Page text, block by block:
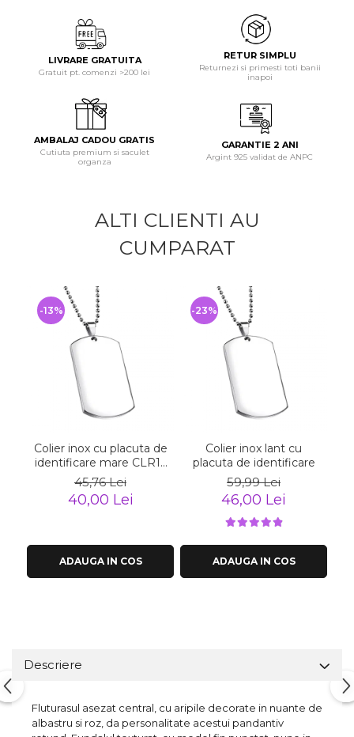
LIVRARE GRATUITA
Gratuit pt. comenzi >200 lei
RETUR SIMPLU
Returnezi si primesti toti banii
inapoi
AMBALAJ CADOU GRATIS
Cutiuta premium si saculet
organza
GARANTIE 2 ANI
Argint 925 validat de ANPC
ALTI CLIENTI AU
CUMPARAT
Colier inox cu placuta de
identificare mare CLR13
cu lant militar
45,76 Lei
40,00 Lei
-13%
ADAUGA IN COS
Colier inox lant cu
placuta de identificare
59,99 Lei
46,00 Lei
-23%
ADAUGA IN COS
Descriere
Fluturasul asezat central, cu aripile decorate in nuante de
albastru si roz, da personalitate acestui pandantiv